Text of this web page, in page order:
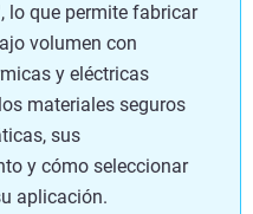
lo que permite fabricar
volumen con
y eléctricas
materiales seguros
sus
y cómo seleccionar
aplicación.